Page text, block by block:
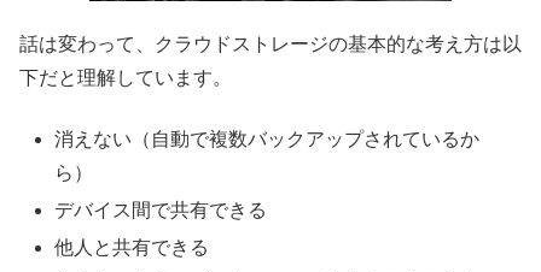
話は変わって、クラウドストレージの基本的な考え方は以
下だと理解しています。
消えない（自動で複数バックアップされているか
ら）
デバイス間で共有できる
他人と共有できる